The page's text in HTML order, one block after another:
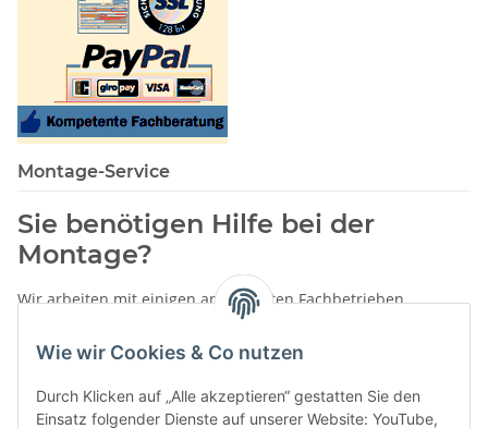
Wie wir Cookies & Co nutzen
Durch Klicken auf „Alle akzeptieren“ gestatten Sie den
Einsatz folgender Dienste auf unserer Website: YouTube,
Montage-Service
Sie benötigen Hilfe bei der
Montage?
Wir arbeiten mit einigen anerkannten Fachbetrieben
Rufen Sie uns einfach an:
oder schreiben Sie uns eine eMail!